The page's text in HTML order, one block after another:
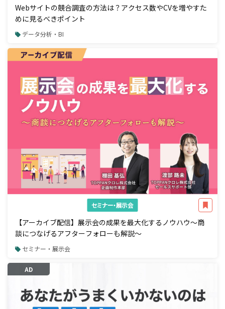
Webサイトの競合調査の方法は？アクセス数やCVを増やすた
めに見るべきポイント
データ分析・BI
セミナー・展示会
【アーカイブ配信】展示会の成果を最大化するノウハウ～商
談につなげるアフターフォローも解説～
セミナー・展示会
AD